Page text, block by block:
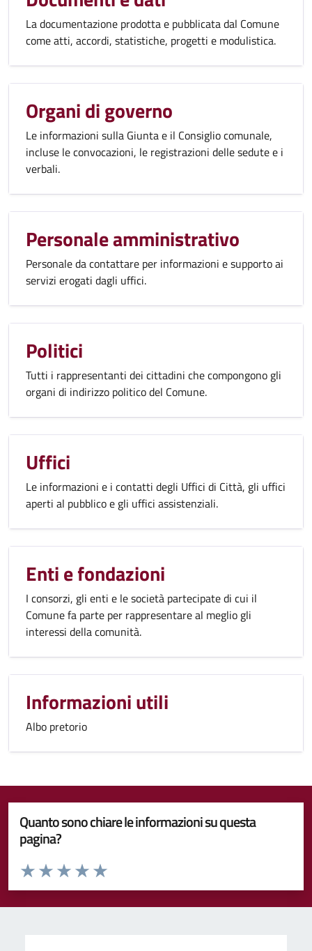
La documentazione prodotta e pubblicata dal Comune
come atti, accordi, statistiche, progetti e modulistica.
Organi di governo
Le informazioni sulla Giunta e il Consiglio comunale,
incluse le convocazioni, le registrazioni delle sedute e i
verbali.
Personale amministrativo
Personale da contattare per informazioni e supporto ai
servizi erogati dagli uffici.
Politici
Tutti i rappresentanti dei cittadini che compongono gli
organi di indirizzo politico del Comune.
Uffici
Le informazioni e i contatti degli Uffici di Città, gli uffici
aperti al pubblico e gli uffici assistenziali.
Enti e fondazioni
I consorzi, gli enti e le società partecipate di cui il
Comune fa parte per rappresentare al meglio gli
interessi della comunità.
Informazioni utili
Albo pretorio
Quanto sono chiare le informazioni su questa
pagina?
Valuta da 1 a 5 stelle la pagina
Valuta 5 stelle su 5
Valuta 4 stelle su 5
Valuta 3 stelle su 5
Valuta 2 stelle su 5
Valuta 1 stelle su 5